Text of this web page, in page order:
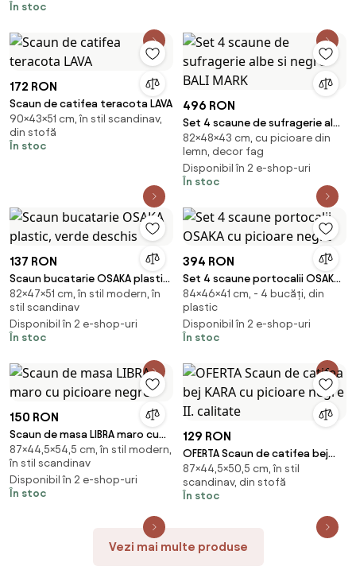
În stoc
172 RON
Scaun de catifea teracota LAVA
90×43×51 cm, în stil scandinav,
din stofă
În stoc
496 RON
Set 4 scaune de sufragerie albe
si negre BALI MARK
82×48×43 cm, cu picioare din
lemn, decor fag
Disponibil în 2 e-shop-uri
În stoc
137 RON
Scaun bucatarie OSAKA plastic,
verde deschis
82×47×51 cm, în stil modern, în
stil scandinav
Disponibil în 2 e-shop-uri
În stoc
394 RON
Set 4 scaune portocalii OSAKA
cu picioare negre
84×46×41 cm, - 4 bucăți, din
plastic
Disponibil în 2 e-shop-uri
În stoc
150 RON
Scaun de masa LIBRA maro cu
picioare negre
87×44,5×54,5 cm, în stil modern,
în stil scandinav
Disponibil în 2 e-shop-uri
În stoc
129 RON
OFERTA Scaun de catifea bej
KARA cu picioare negre II.
calitate
87×44,5×50,5 cm, în stil
scandinav, din stofă
În stoc
Vezi mai multe produse